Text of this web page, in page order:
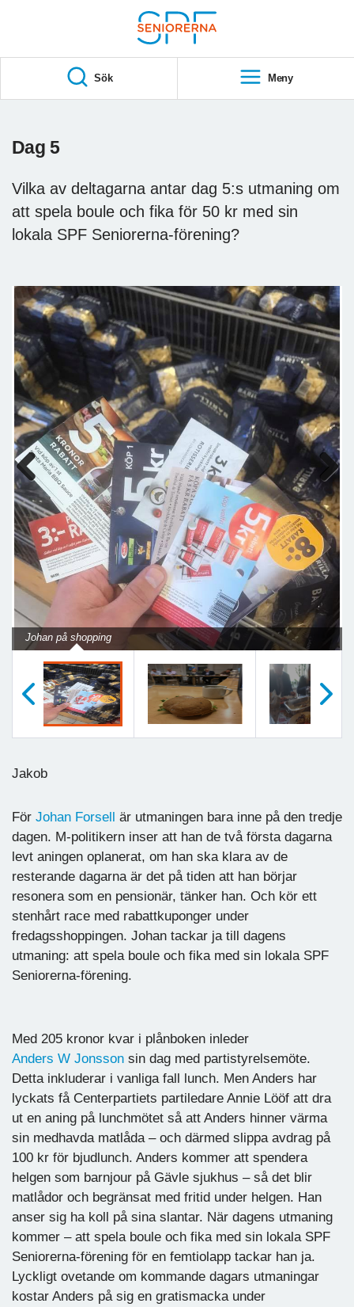
S
A
Sök Meny
Dag 5
Vilka av deltagarna antar dag 5:s utmaning om
att spela boule och fika för 50 kr med sin
lokala SPF Seniorerna-förening?
Johan på shopping
Previous Next
Jakob
För Johan Forsell är utmaningen bara inne på den tredje
dagen. M-politikern inser att han de två första dagarna
levt aningen oplanerat, om han ska klara av de
resterande dagarna är det på tiden att han börjar
resonera som en pensionär, tänker han. Och kör ett
stenhårt race med rabattkuponger under
fredagsshoppingen. Johan tackar ja till dagens
utmaning: att spela boule och fika med sin lokala SPF
Seniorerna-förening.
Med 205 kronor kvar i plånboken inleder
Anders W Jonsson sin dag med partistyrelsemöte.
Detta inkluderar i vanliga fall lunch. Men Anders har
lyckats få Centerpartiets partiledare Annie Lööf att dra
ut en aning på lunchmötet så att Anders hinner värma
sin medhavda matlåda – och därmed slippa avdrag på
100 kr för bjudlunch. Anders kommer att spendera
helgen som barnjour på Gävle sjukhus – så det blir
matlådor och begränsat med fritid under helgen. Han
anser sig ha koll på sina slantar. När dagens utmaning
kommer – att spela boule och fika med sin lokala SPF
Seniorerna-förening för en femtiolapp tackar han ja.
Lyckligt ovetande om kommande dagars utmaningar
kostar Anders på sig en gratismacka under